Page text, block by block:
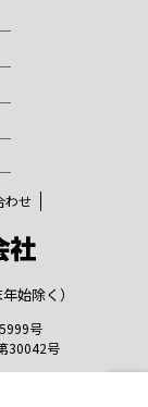
わせ
始除く）
号
30042号